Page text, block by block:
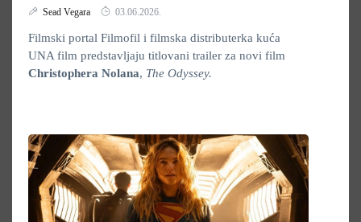
Sead Vegara 03.06.2026.
Filmski portal Filmofil i filmska distributerka kuća
UNA film predstavljaju titlovani trailer za novi film
Christophera Nolana, The Odyssey.